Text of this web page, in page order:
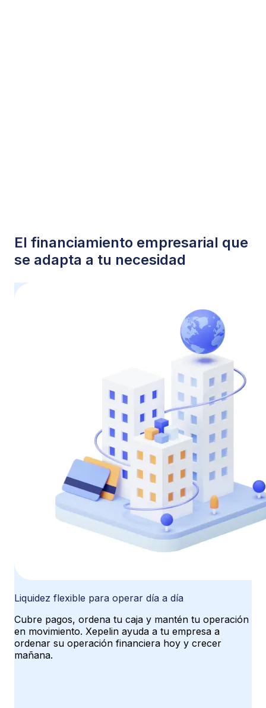
El financiamiento empresarial que
se adapta a tu necesidad
Liquidez flexible para operar día a día
Cubre pagos, ordena tu caja y mantén tu operación
en movimiento. Xepelin ayuda a tu empresa a
ordenar su operación financiera hoy y crecer
mañana.